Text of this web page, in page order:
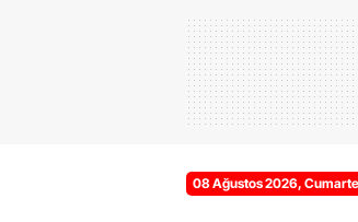
08 Ağustos 2026,